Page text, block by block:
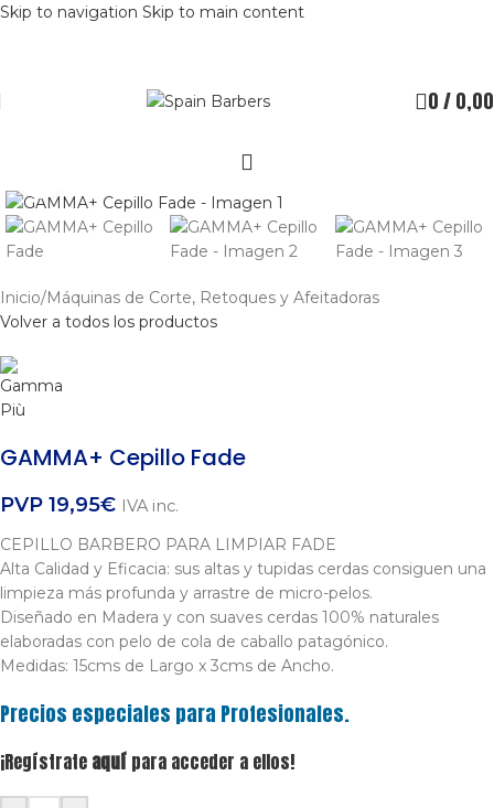
Skip to navigation Skip to main content
0/0,00
Inicio/Máquinas de Corte, Retoques y Afeitadoras
Volver a todos los productos
GAMMA+ Cepillo Fade
PVP 19,95€ IVA inc.
CEPILLO BARBERO PARA LIMPIAR FADE
Alta Calidad y Eficacia: sus altas y tupidas cerdas consiguen una
limpieza más profunda y arrastre de micro-pelos.
Diseñado en Madera y con suaves cerdas 100% naturales
elaboradas con pelo de cola de caballo patagónico.
Medidas: 15cms de Largo x 3cms de Ancho.
Precios especiales para Profesionales.
¡Regístrate aquí para acceder a ellos!